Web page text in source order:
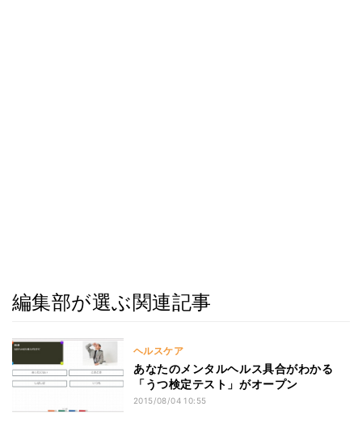
編集部が選ぶ関連記事
ヘルスケア
あなたのメンタルヘルス具合がわかる
「うつ検定テスト」がオープン
2015/08/04 10:55